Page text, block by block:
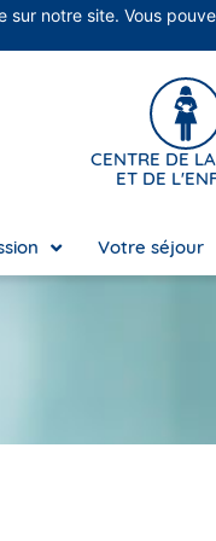
CENTRE DE
ET DE
Votre séjour
notre site. Vous